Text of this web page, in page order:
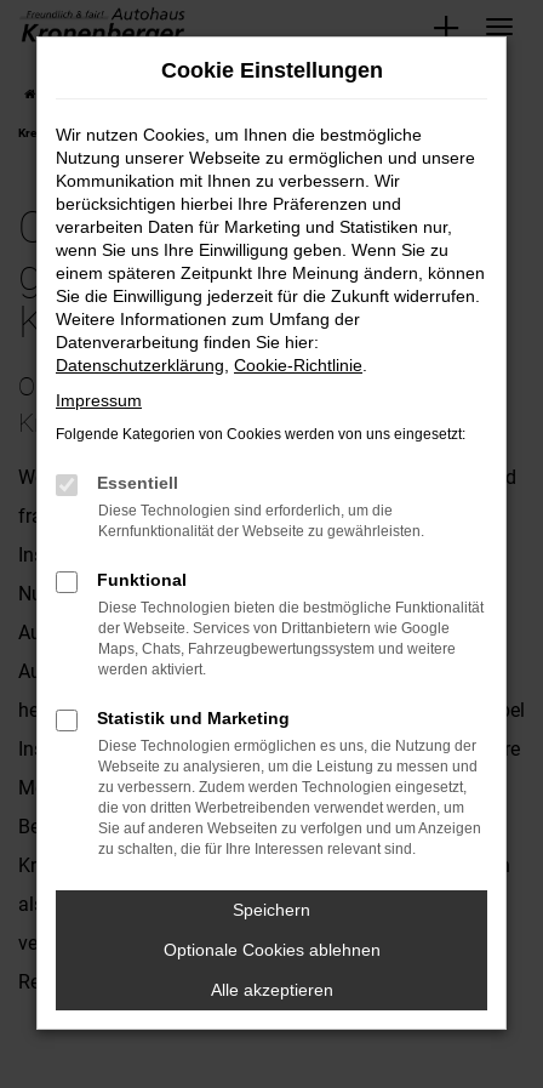
Zum
Krefeld
Opel Insignia bequem und
günstig kaufen nach
Krefeld
Opel Insignia – unsere Empfehlung für
Krefeld
Wenn Sie uns nach einem passenden Fahrzeug für Krefeld
fragen, empfehlen wir Ihnen ohne Zögern den Opel
Insignia. Dieses Fahrzeug eignet sich sowohl für die
Nutzung im Stadtverkehr als auch für Landstraße und
Autobahn. Die Pluspunkte sind die erstklassige
Ausstattung, das ansprechende Design sowie der
hervorragende Preis. Natürlich bieten wir Ihnen sowohl Opel
Insignia Neuwagen als auch gebrauchte Fahrzeuge für Ihre
Mobilität in Krefeld und stehen Ihnen zudem als
Beraterinnen und Berater zur Seite. Das Autohaus
Kronenberger existiert seit 1931 und ist seit diesen Jahren
als Familienbetrieb fest mit Krefeld und der Umgebung
verbunden. Man kennt uns und man schätzt uns in der
Region.
Cookie Einstellungen
Wir nutzen Cookies, um Ihnen die bestmögliche
Nutzung unserer Webseite zu ermöglichen und unsere
Kommunikation mit Ihnen zu verbessern. Wir
berücksichtigen hierbei Ihre Präferenzen und
verarbeiten Daten für Marketing und Statistiken nur,
wenn Sie uns Ihre Einwilligung geben. Wenn Sie zu
einem späteren Zeitpunkt Ihre Meinung ändern, können
Sie die Einwilligung jederzeit für die Zukunft widerrufen.
Weitere Informationen zum Umfang der
Datenverarbeitung finden Sie hier:
Datenschutzerklärung Cookie-Richtlinie
Impressum
Folgende Kategorien von Cookies werden von uns eingesetzt:
Essentiell
Diese Technologien sind erforderlich, um die
Kernfunktionalität der Webseite zu gewährleisten.
Funktional
Diese Technologien bieten die bestmögliche Funktionalität
der Webseite. Services von Drittanbietern wie Google
Maps, Chats, Fahrzeugbewertungssystem und weitere
werden aktiviert.
Statistik und Marketing
Diese Technologien ermöglichen es uns, die Nutzung der
Webseite zu analysieren, um die Leistung zu messen und
zu verbessern. Zudem werden Technologien eingesetzt,
die von dritten Werbetreibenden verwendet werden, um
Sie auf anderen Webseiten zu verfolgen und um Anzeigen
zu schalten, die für Ihre Interessen relevant sind.
Speichern
Optionale Cookies ablehnen
Alle akzeptieren